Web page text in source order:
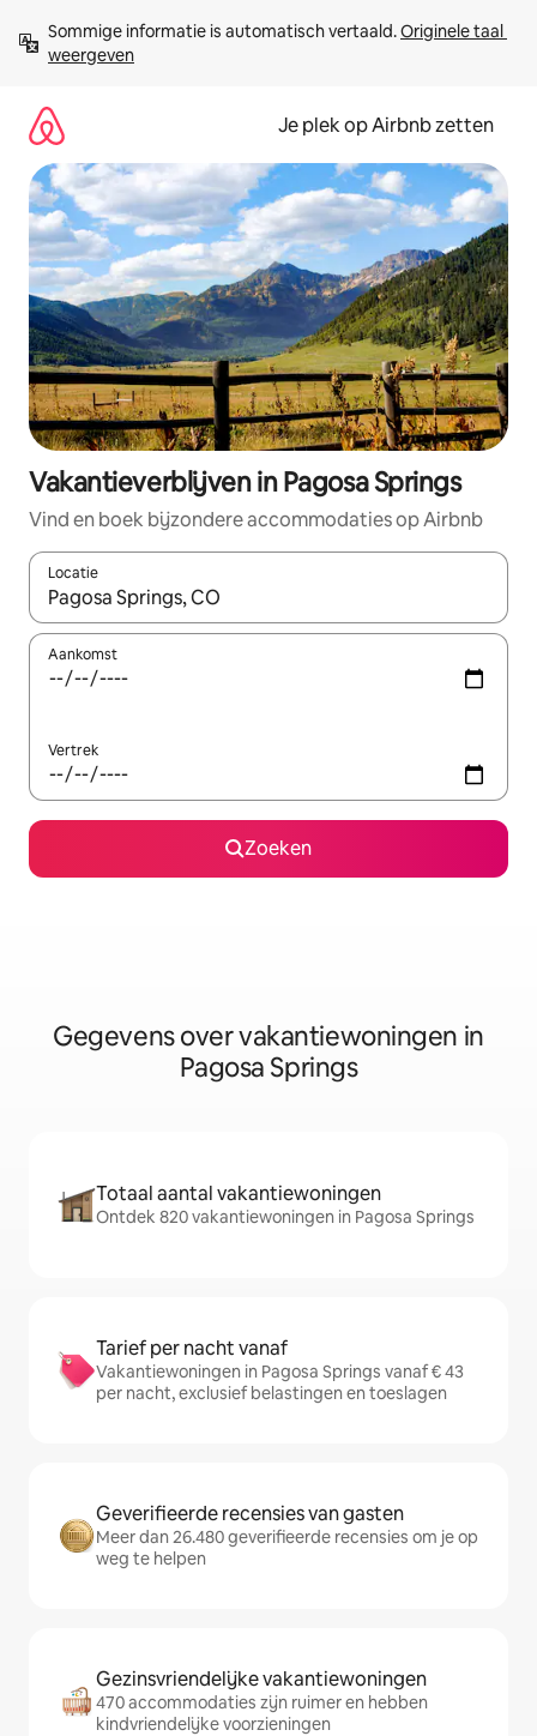
direct
naar
Sommige informatie is automatisch vertaald. Originele taal
weergeven
Je plek op Airbnb zetten
Vakantieverblijven in Pagosa Springs
Vind en boek bijzondere accommodaties op Airbnb
Locatie
Wanneer er resultaten beschikbaar zijn, maak je een keuze
Aankomst
Vertrek
Zoeken
Gegevens over vakantiewoningen in
Pagosa Springs
Totaal aantal vakantiewoningen
Ontdek 820 vakantiewoningen in Pagosa Springs
Tarief per nacht vanaf
Vakantiewoningen in Pagosa Springs vanaf € 43
per nacht, exclusief belastingen en toeslagen
Geverifieerde recensies van gasten
Meer dan 26.480 geverifieerde recensies om je op
weg te helpen
Gezinsvriendelijke vakantiewoningen
470 accommodaties zijn ruimer en hebben
kindvriendelijke voorzieningen